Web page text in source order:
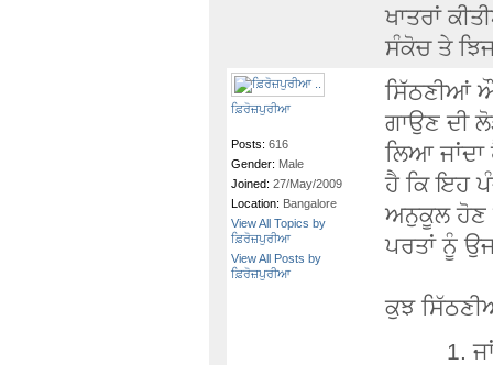
ਖਾਤਰਾਂ
ਸੰਕੋਚ ਤੇ
ਫ਼ਿਰੋਜ਼ਪੁਰੀਆ
Posts: 616
Gender: Male
Joined: 27/May/2009
Location: Bangalore
View All Topics by
ਫ਼ਿਰੋਜ਼ਪੁਰੀਆ
View All Posts by
ਫ਼ਿਰੋਜ਼ਪੁਰੀਆ
ਸਿੱਠਣੀਆਂ
ਗਾਉਣ ਦੀ
ਲਿਆ ਜਾਂਦਾ
ਹੈ ਕਿ ਇਹ
ਅਨੁਕੂਲ ਹੋਣ
ਪਰਤਾਂ ਨੂੰ
ਕੁਝ